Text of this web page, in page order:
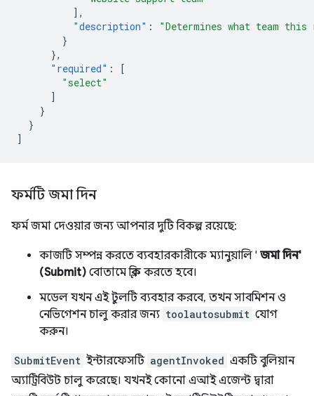
],
"description" :
"Determines what team
}
},
"required" :
[
"select"
]
}
}
]
ফর্মটি জমা দিন
ফর্ম জমা দেওয়ার জন্য আপনার দুটি বিকল্প রয়েছে:
কাজটি সম্পন্ন করতে ব্যবহারকারীকে ম্যানুয়ালি ' জমা দিন'
(Submit) বোতামে ক্লিক করতে হবে।
মডেল যখন এই টুলটি ব্যবহার করবে, তখন সাবমিশন ও
নেভিগেশন চালু করার জন্য toolautosubmit যোগ
করুন।
SubmitEvent ইন্টারফেসটি agentInvoked একটি বুলিয়ান
অ্যাট্রিবিউট চালু করেছে। যখনই কোনো এআই এজেন্ট দ্বারা